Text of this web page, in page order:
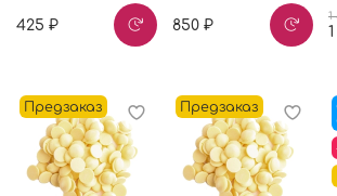
425 ₽ 850 ₽
1
Предзаказ Предзаказ